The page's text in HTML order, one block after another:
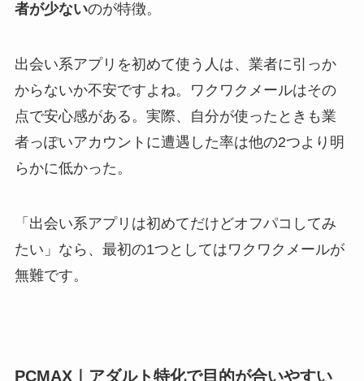
者が少ないのが特徴。
出会い系アプリを初めて使う人は、業者に引っか
からないか不安ですよね。ワクワクメールはその
点で安心感がある。実際、自分が使ったときも業
者っぽいアカウントに遭遇した率は他の2つより明
らかに低かった。
「出会い系アプリは初めてだけどオフパコしてみ
たい」なら、最初の1つとしてはワクワクメールが
無難です。
PCMAX｜アダルト特化で目的が合いやすい